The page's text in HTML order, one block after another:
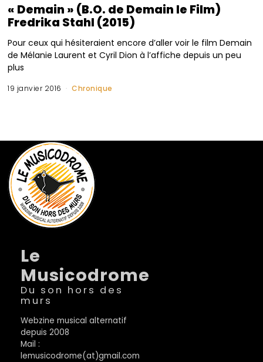
« Demain » (B.O. de Demain le Film)
Fredrika Stahl (2015)
Pour ceux qui hésiteraient encore d’aller voir le film Demain
de Mélanie Laurent et Cyril Dion à l’affiche depuis un peu
plus
19 janvier 2016 Chronique
Le
Musicodrome
Du son hors des
murs
Webzine musical alternatif
depuis 2008
Mail :
lemusicodrome(at)gmail.com